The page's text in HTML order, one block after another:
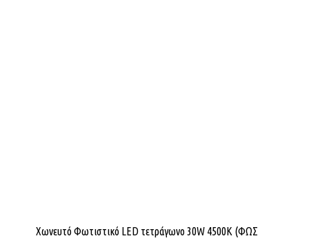
Χωνευτό Φωτιστικό LED τετράγωνο 30W 4500K (ΦΩΣ